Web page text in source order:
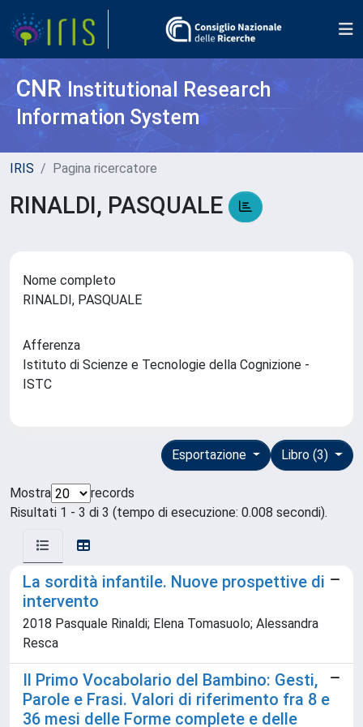
CNR Institutional Research
Information System
IRIS Pagina ricercatore
RINALDI, PASQUALE
Nome completo
RINALDI, PASQUALE
Afferenza
Istituto di Scienze e Tecnologie della Cognizione -
ISTC
Libro (3)
Esportazione
Mostra
records
Risultati 1 - 3 di 3 (tempo di esecuzione: 0.008 secondi).
La sordità infantile. Nuove prospettive di
intervento
2018 Pasquale Rinaldi; Elena Tomasuolo; Alessandra
Resca
Il Primo Vocabolario del Bambino: Gesti,
Parole e Frasi. Valori di riferimento fra 8 e
36 mesi delle Forme complete e delle